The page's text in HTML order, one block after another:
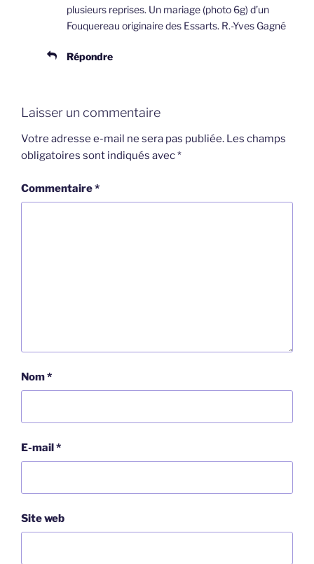
plusieurs reprises. Un mariage (photo 6g) d’un
Fouquereau originaire des Essarts. R.-Yves Gagné
Répondre
Laisser un commentaire
Votre adresse e-mail ne sera pas publiée. Les champs
obligatoires sont indiqués avec*
Commentaire*
Nom*
E-mail*
Site web